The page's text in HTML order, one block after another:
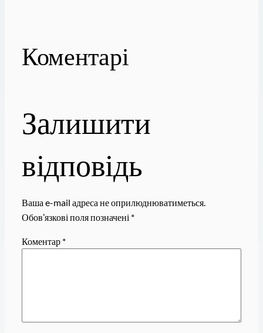
Коментарі
Залишити
відповідь
Ваша e-mail адреса не оприлюднюватиметься.
Обов’язкові поля позначені *
Коментар *